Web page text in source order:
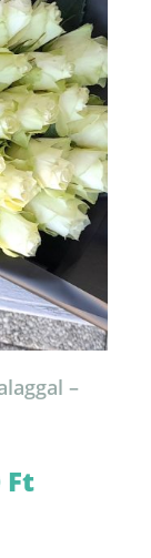
–
Ft10.500 Ft